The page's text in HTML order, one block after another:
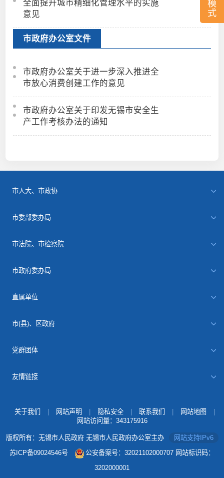
模
式
全面提升城市精细化管理水平的实施
意见
市政府办公室文件
市政府办公室关于进一步深入推进全
市放心消费创建工作的意见
市政府办公室关于印发无锡市安全生
产工作考核办法的通知
市人大、市政协
市委部委办局
市法院、市检察院
市政府委办局
直属单位
市(县)、区政府
党群团体
友情链接
关于我们 网站声明 隐私安全 联系我们 网站地图
网站访问量： 343175916
版权所有：无锡市人民政府 无锡市人民政府办公室主办
网站支持IPv6
苏ICP备09024546号
公安备案号：32021102000707 网站标识码：
3202000001